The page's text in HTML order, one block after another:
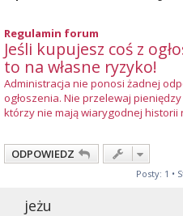
Regulamin forum
Jeśli kupujesz coś z
to na własne ryzyko!
Administracja nie ponosi żadnej
ogłoszenia. Nie przelewaj
którzy nie mają wiarygodnej historii
ODPOWIEDZ
Posty: 1 •
jeżu